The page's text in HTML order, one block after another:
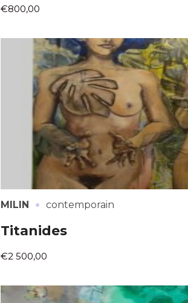
Adresse
Nom
Prénom
Adresse
Statut /
€800,00
MILIN · contemporain
Titanides
€2 500,00